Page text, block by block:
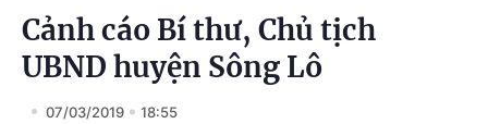
Cảnh cáo Bí thư, Chủ tịch
UBND huyện Sông Lô
07/03/2019 18:55